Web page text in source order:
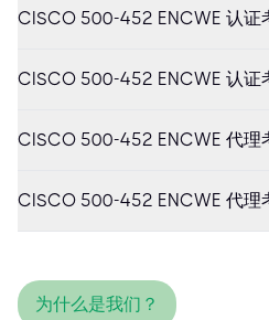
CISCO 500-452 ENCWE 认证
CISCO 500-452 ENCWE 认证
CISCO 500-452 ENCWE 代理
CISCO 500-452 ENCWE 代理
为什么是我们？